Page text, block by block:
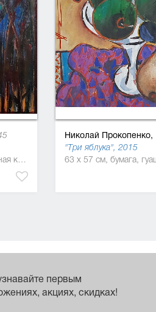
50 x 40 см, картон, масляная краска
Николай Прокопенко,
"Три яблука", 2015
первым
акциях, скидках!